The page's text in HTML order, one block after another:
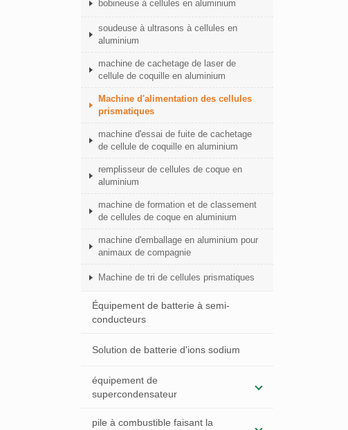
bobineuse à cellules en aluminium
soudeuse à ultrasons à cellules en
aluminium
machine de cachetage de laser de
cellule de coquille en aluminium
Machine d'alimentation des cellules
prismatiques
machine d'essai de fuite de cachetage
de cellule de coquille en aluminium
remplisseur de cellules de coque en
aluminium
machine de formation et de classement
de cellules de coque en aluminium
machine d'emballage en aluminium pour
animaux de compagnie
Machine de tri de cellules prismatiques
Équipement de batterie à semi-
conducteurs
Solution de batterie d'ions sodium
équipement de
supercondensateur
pile à combustible faisant la